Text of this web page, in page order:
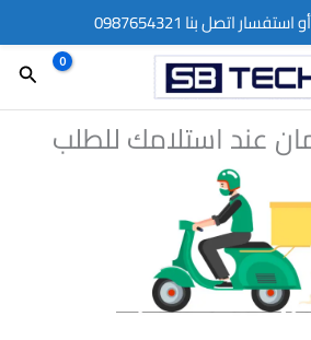
عند استلامك للطلب
اتصل بنا 0987654321